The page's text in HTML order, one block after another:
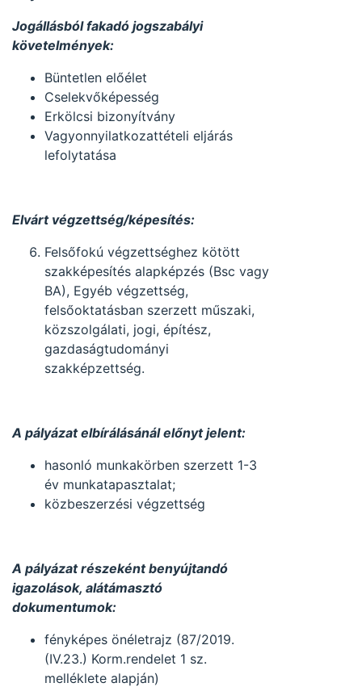
Jogállásból fakadó jogszabályi
követelmények:
Büntetlen előélet
Cselekvőképesség
Erkölcsi bizonyítvány
Vagyonnyilatkozattételi eljárás
lefolytatása
Elvárt végzettség/képesítés:
Felsőfokú végzettséghez kötött
szakképesítés alapképzés (Bsc vagy
BA), Egyéb végzettség,
felsőoktatásban szerzett műszaki,
közszolgálati, jogi, építész,
gazdaságtudományi
szakképzettség.
A pályázat elbírálásánál előnyt jelent:
hasonló munkakörben szerzett 1-3
év munkatapasztalat;
közbeszerzési végzettség
A pályázat részeként benyújtandó
igazolások, alátámasztó
dokumentumok:
fényképes önéletrajz (87/2019.
(IV.23.) Korm.rendelet 1 sz.
melléklete alapján)